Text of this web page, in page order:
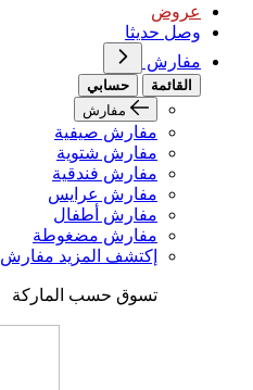
عروض
وصل حديثا
مفارش
القائمة
حسابي
مفارش
مفارش صيفية
مفارش شتوية
مفارش فندقية
مفارش عرايس
مفارش أطفال
مفارش مضغوطة
إكتشف المزيد مفارش
تسوق حسب الماركة